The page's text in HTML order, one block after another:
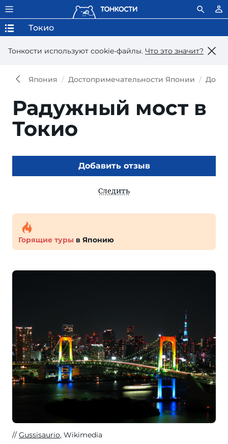
Тонкости используют сookie-файлы. Что это значит?
Токио
Япония Достопримечательности Японии
Радужный мост в
Токио
Добавить отзыв
Следить
Горящие туры в Японию
Gussisaurio, Wikimedia